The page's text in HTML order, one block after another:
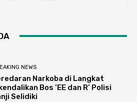
NEWS
Narkoba di Langkat
Bos ‘EE dan R’ Polisi
Selidiki